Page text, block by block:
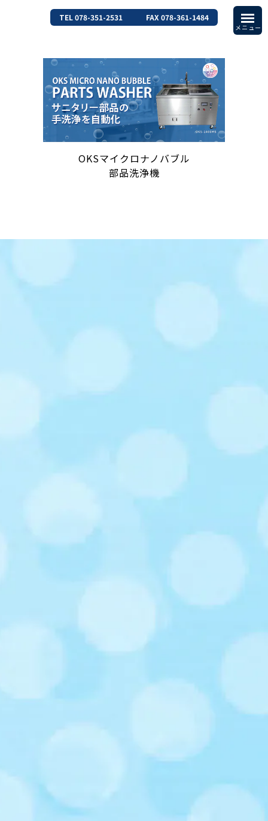
TEL 078-351-2531 FAX 078-361-1484
OKSマイクロナノバブル
部品洗浄機